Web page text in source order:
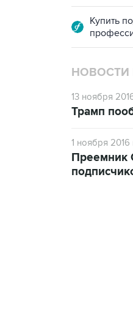
Купить
НОВОСТИ
13 ноября
Трамп
1 ноября 2016
Преемник